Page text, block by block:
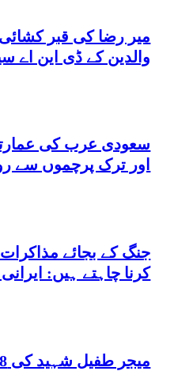
میر رضا کی قبر
والدین کے ڈی این اے
سعودی عرب کی
اور ترک پرچموں سے
جنگ کے بجائے
کرنا چاہتے ہیں: